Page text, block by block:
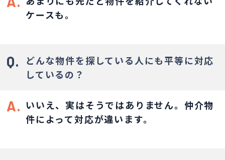
ケースも。
Q.
どんな物件を探している人にも平等に対応
しているの？
A. いいえ、実はそうではありません。 仲介物
件によって対応が違います。